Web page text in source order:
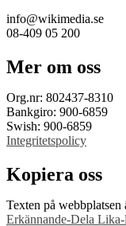
info@wikimedia.se
08-409 05 200
Mer om oss
Org.nr: 802437-8310
Bankgiro: 900-6859
Swish: 900-6859
Integritetspolicy
Kopiera oss
Texten på
Erkännande-Dela